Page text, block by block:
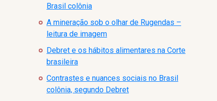
Brasil colônia
A mineração sob o olhar de Rugendas –
leitura de imagem
Debret e os hábitos alimentares na Corte
brasileira
Contrastes e nuances sociais no Brasil
colônia, segundo Debret